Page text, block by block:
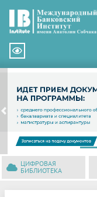
Previous
ЦИФРОВАЯ
БИБЛИОТЕКА